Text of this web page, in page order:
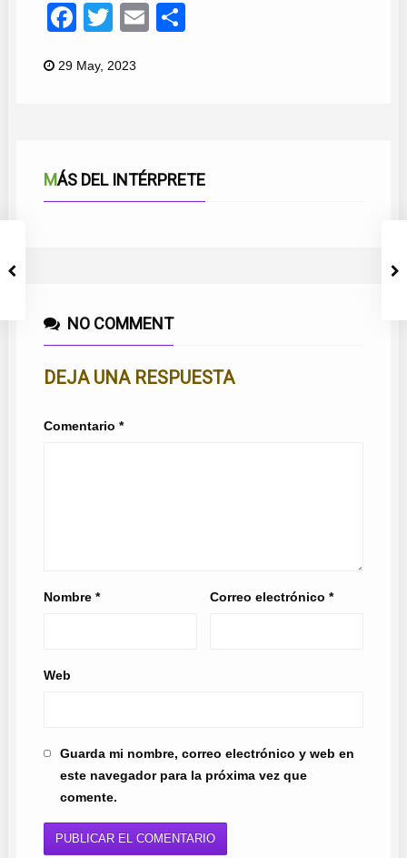
Facebook
TwitterEmail
29 May, 2023
MÁS DEL INTÉRPRETE
NO COMMENT
DEJA UNA RESPUESTA
Comentario *
Nombre * Correo electrónico*
Web
Guarda mi nombre, correo electrónico y web en
este navegador para la próxima vez que
comente.